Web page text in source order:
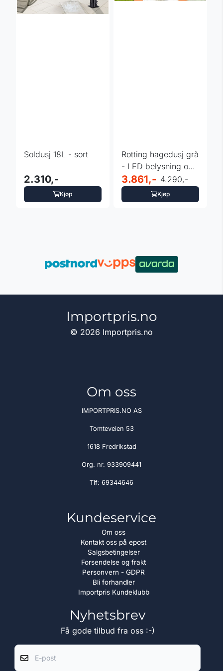
Soldusj 18L - sort
2.310,-
Kjøp
Rotting hagedusj grå
- LED belysning og
bluetooth
3.861,- 4.290,-
Kjøp
Importpris.no
© 2026 Importpris.no
Om oss
IMPORTPRIS.NO AS
Tomteveien 53
1618 Fredrikstad
Org. nr. 933909441
Tlf: 69344646
Kundeservice
Om oss
Kontakt oss på epost
Salgsbetingelser
Forsendelse og frakt
Personvern - GDPR
Bli forhandler
Importpris Kundeklubb
Nyhetsbrev
Få gode tilbud fra oss :-)